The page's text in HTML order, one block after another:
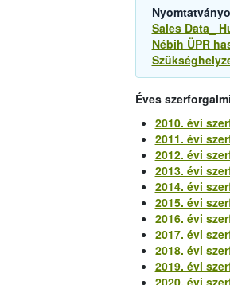
Sales Data_
Nébih ÜPR
Éves
2010. évi
2011. évi
2012. évi
2013. évi
2014. évi
2015. évi
2016. évi
2017. évi
2018. évi
2019. évi